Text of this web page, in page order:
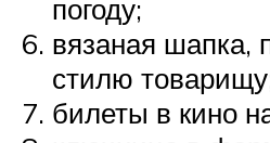
погоду;
вязаная шапка,
стилю
билеты в кино